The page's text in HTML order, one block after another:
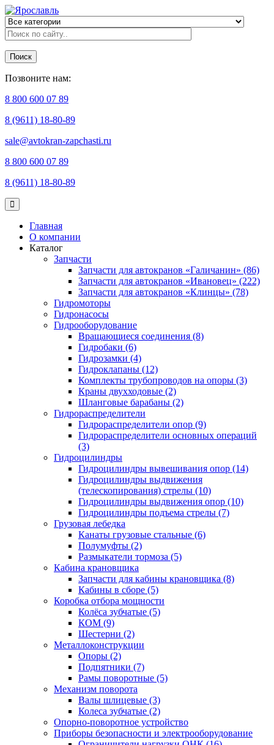
Поиск
Позвоните нам:
8 800 600 07 89
8 (9611) 18-80-89
sale@avtokran-zapchasti.ru
8 800 600 07 89
8 (9611) 18-80-89
Главная
О компании
Каталог
Запчасти
Запчасти для автокранов «Галичанин» (86)
Запчасти для автокранов «Ивановец» (222)
Запчасти для автокранов «Клинцы» (78)
Гидромоторы
Гидронасосы
Гидрооборудование
Вращающиеся соединения (8)
Гидробаки (6)
Гидрозамки (4)
Гидроклапаны (12)
Комплекты трубопроводов на опоры (3)
Краны двухходовые (2)
Шланговые барабаны (2)
Гидрораспределители
Гидрораспределители опор (9)
Гидрораспределители основных операций
(3)
Гидроцилиндры
Гидроцилиндры вывешивания опор (14)
Гидроцилиндры выдвижения
(телескопирования) стрелы (10)
Гидроцилиндры выдвижения опор (10)
Гидроцилиндры подъема стрелы (7)
Грузовая лебедка
Канаты грузовые стальные (6)
Полумуфты (2)
Размыкатели тормоза (5)
Кабина крановщика
Запчасти для кабины крановщика (8)
Кабины в сборе (5)
Коробка отбора мощности
Колёса зубчатые (5)
КОМ (9)
Шестерни (2)
Металлоконструкции
Опоры (2)
Подпятники (7)
Рамы поворотные (5)
Механизм поворота
Валы шлицевые (3)
Колеса зубчатые (2)
Опорно-поворотное устройство
Приборы безопасности и электрооборудование